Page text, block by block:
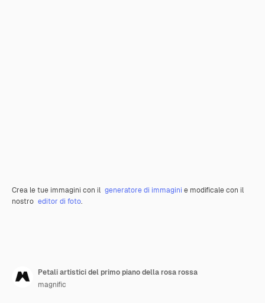
Crea le tue immagini con il generatore di immagini e modificale con il
nostro editor di foto.
Petali artistici del primo piano della rosa rossa
magnific